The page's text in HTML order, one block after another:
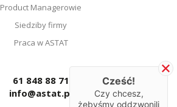
Product Managerowie
Siedziby firmy
Praca w ASTAT
61 848 88 71
info@astat.pl
Cześć!
Czy chcesz,
żebyśmy oddzwonili